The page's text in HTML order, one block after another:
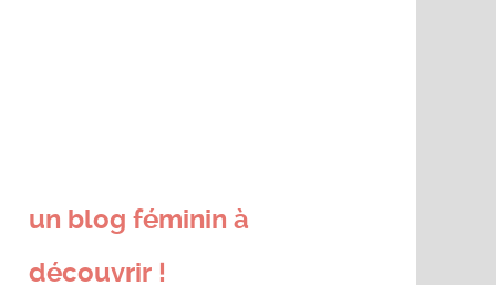
un blog féminin à
découvrir !